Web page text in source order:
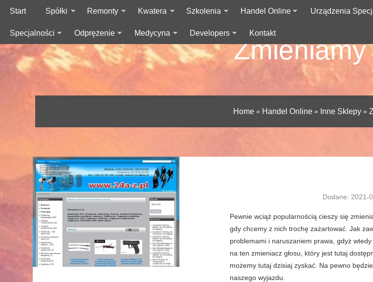
Start Spółki Remonty Kwatera Szkolenia Handel Online Urządzenia
Specjalności Odprężenie Medycyna Developers Kontakt
Zmieniamy
Home» Handel Online» Inne Sklepy»
Dodane: 2021-
Pewnie wciąż popularnością cieszy się
gdy chcemy z nich trochę zażartować. Jak
problemami i naruszaniem prawa, gdyż
na ten zmieniacz głosu, który jest tutaj
możemy tutaj dzisiaj zyskać. Na pewno
naszego wyjazdu.